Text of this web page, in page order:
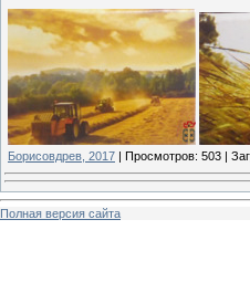
Борисовдрев, 2017 | Просмотров: 503 |
Полная версия сайта